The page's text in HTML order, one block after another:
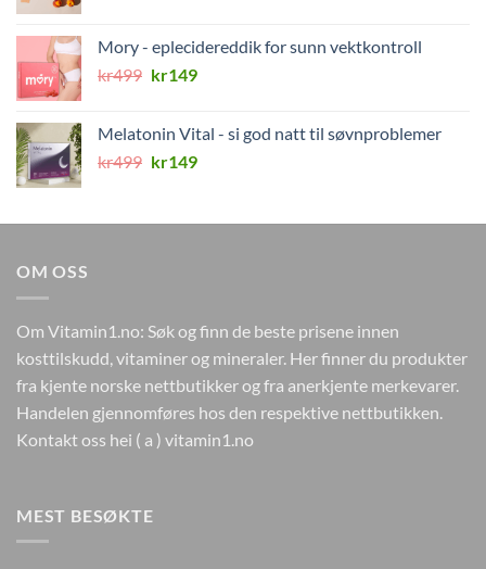
Mory - eplecidereddik for sunn vektkontroll
kr499 Opprinnelig
kr499.
kr149Nåværende
kr149.
Melatonin Vital - si god natt til søvnproblemer
kr499 Opprinnelig
kr499.
kr149Nåværende
kr149.
OM OSS
Om Vitamin1.no: Søk og finn de beste prisene innen
kosttilskudd, vitaminer og mineraler. Her finner du produkter
fra kjente norske nettbutikker og fra anerkjente merkevarer.
Handelen gjennomføres hos den respektive nettbutikken.
Kontakt oss hei ( a ) vitamin1.no
MEST BESØKTE